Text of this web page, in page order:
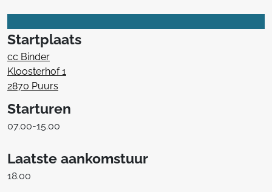
Startplaats
cc Binder
Kloosterhof 1
2870 Puurs
Starturen
07.00-15.00
Laatste aankomstuur
18.00